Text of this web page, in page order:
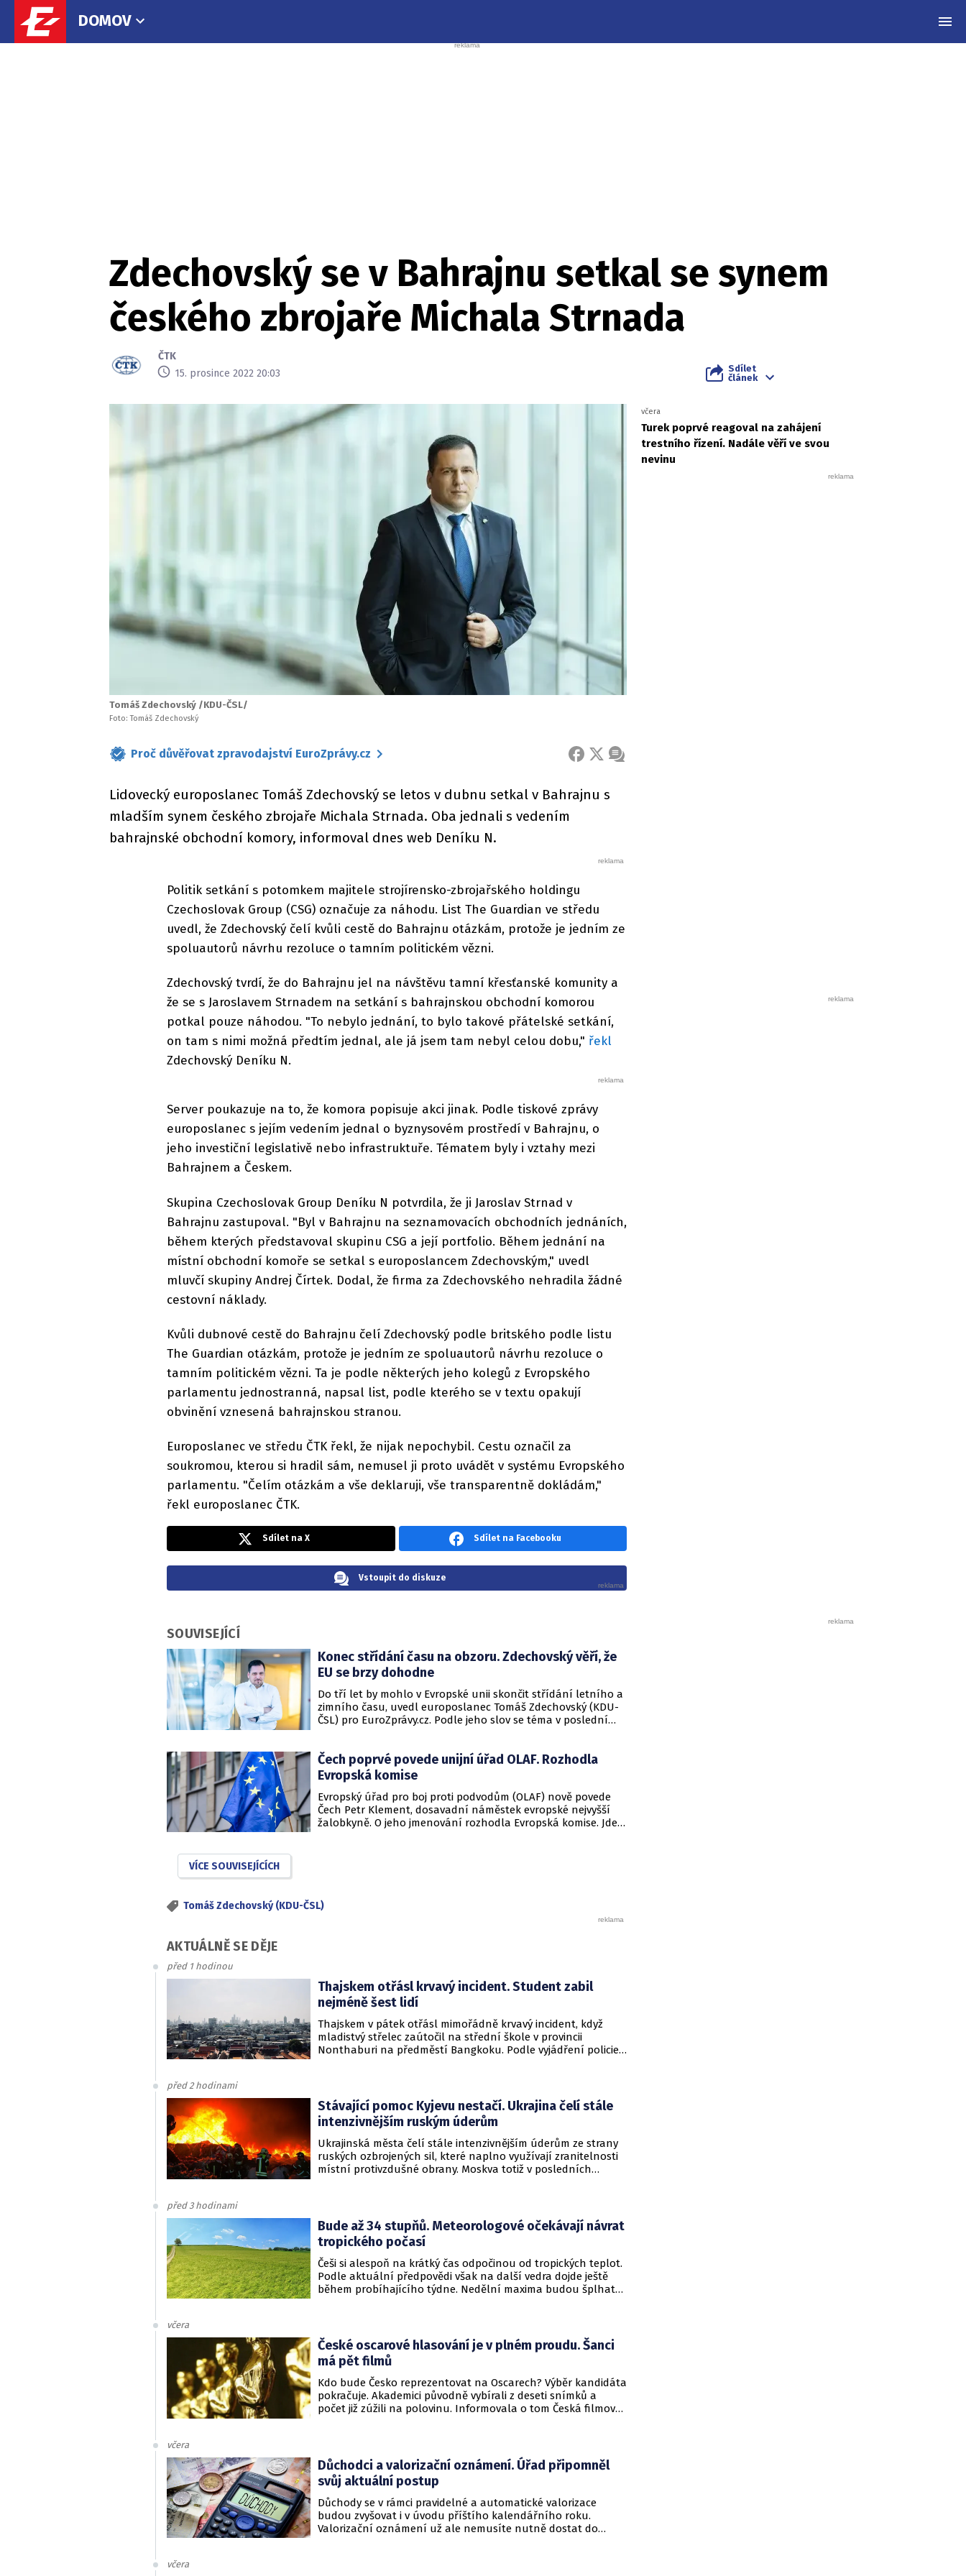
DOMOV
Zdechovský se v Bahrajnu setkal se synem
českého zbrojaře Michala Strnada
ČTK
15. prosince 2022 20:03
Sdílet
článek
Tomáš Zdechovský /KDU-ČSL/
Foto: Tomáš Zdechovský
Proč důvěřovat zpravodajství EuroZprávy.cz FACEBOOK
X ZPRÁVA
Lidovecký europoslanec Tomáš Zdechovský se letos v dubnu setkal v Bahrajnu s
mladším synem českého zbrojaře Michala Strnada. Oba jednali s vedením
bahrajnské obchodní komory, informoval dnes web Deníku N.
Politik setkání s potomkem majitele strojírensko-zbrojařského holdingu
Czechoslovak Group (CSG) označuje za náhodu. List The Guardian ve středu
uvedl, že Zdechovský čelí kvůli cestě do Bahrajnu otázkám, protože je jedním ze
spoluautorů návrhu rezoluce o tamním politickém vězni.
Zdechovský tvrdí, že do Bahrajnu jel na návštěvu tamní křesťanské komunity a
že se s Jaroslavem Strnadem na setkání s bahrajnskou obchodní komorou
potkal pouze náhodou. "To nebylo jednání, to bylo takové přátelské setkání,
on tam s nimi možná předtím jednal, ale já jsem tam nebyl celou dobu," řekl
Zdechovský Deníku N.
Server poukazuje na to, že komora popisuje akci jinak. Podle tiskové zprávy
europoslanec s jejím vedením jednal o byznysovém prostředí v Bahrajnu, o
jeho investiční legislativě nebo infrastruktuře. Tématem byly i vztahy mezi
Bahrajnem a Českem.
Skupina Czechoslovak Group Deníku N potvrdila, že ji Jaroslav Strnad v
Bahrajnu zastupoval. "Byl v Bahrajnu na seznamovacích obchodních jednáních,
během kterých představoval skupinu CSG a její portfolio. Během jednání na
místní obchodní komoře se setkal s europoslancem Zdechovským," uvedl
mluvčí skupiny Andrej Čírtek. Dodal, že firma za Zdechovského nehradila žádné
cestovní náklady.
Kvůli dubnové cestě do Bahrajnu čelí Zdechovský podle britského podle listu
The Guardian otázkám, protože je jedním ze spoluautorů návrhu rezoluce o
tamním politickém vězni. Ta je podle některých jeho kolegů z Evropského
parlamentu jednostranná, napsal list, podle kterého se v textu opakují
obvinění vznesená bahrajnskou stranou.
Europoslanec ve středu ČTK řekl, že nijak nepochybil. Cestu označil za
soukromou, kterou si hradil sám, nemusel ji proto uvádět v systému Evropského
parlamentu. "Čelím otázkám a vše deklaruji, vše transparentně dokládám,"
řekl europoslanec ČTK.
včera
Turek poprvé reagoval na zahájení
trestního řízení. Nadále věří ve svou
nevinu
Sdílet na X Sdílet na Facebooku
Vstoupit do diskuze
SOUVISEJÍCÍ
Konec střídání času na obzoru. Zdechovský věří, že
EU se brzy dohodne
Do tří let by mohlo v Evropské unii skončit střídání letního a
zimního času, uvedl europoslanec Tomáš Zdechovský (KDU-
ČSL) pro EuroZprávy.cz. Podle jeho slov se téma v poslední
Čech poprvé povede unijní úřad OLAF. Rozhodla
Evropská komise
Evropský úřad pro boj proti podvodům (OLAF) nově povede
Čech Petr Klement, dosavadní náměstek evropské nejvyšší
žalobkyně. O jeho jmenování rozhodla Evropská komise. Jde o
VÍCE SOUVISEJÍCÍCH
Tomáš Zdechovský (KDU-ČSL)
AKTUÁLNĚ SE DĚJE
před 1 hodinou
Thajskem otřásl krvavý incident. Student zabil
nejméně šest lidí
Thajskem v pátek otřásl mimořádně krvavý incident, když
mladistvý střelec zaútočil na střední škole v provincii
Nonthaburi na předměstí Bangkoku. Podle vyjádření policie
před 2 hodinami
Stávající pomoc Kyjevu nestačí. Ukrajina čelí stále
intenzivnějším ruským úderům
Ukrajinská města čelí stále intenzivnějším úderům ze strany
ruských ozbrojených sil, které naplno využívají zranitelnosti
místní protivzdušné obrany. Moskva totiž v posledních
obyvatelstvu dává jen pramalou šanci se včas ukrýt.
před 3 hodinami
Bude až 34 stupňů. Meteorologové očekávají návrat
tropického počasí
Češi si alespoň na krátký čas odpočinou od tropických teplot.
Podle aktuální předpovědi však na další vedra dojde ještě
během probíhajícího týdne. Nedělní maxima budou šplhat
včera
České oscarové hlasování je v plném proudu. Šanci
má pět filmů
Kdo bude Česko reprezentovat na Oscarech? Výběr kandidáta
pokračuje. Akademici původně vybírali z deseti snímků a
počet již zúžili na polovinu. Informovala o tom Česká filmová
včera
Důchodci a valorizační oznámení. Úřad připomněl
svůj aktuální postup
Důchody se v rámci pravidelné a automatické valorizace
budou zvyšovat i v úvodu příštího kalendářního roku.
Valorizační oznámení už ale nemusíte nutně dostat do
včera